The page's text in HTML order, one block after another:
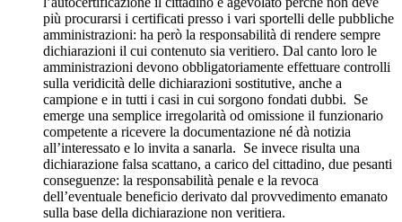
più procurarsi i certificati presso i vari sportelli delle pubbliche
amministrazioni: ha però la responsabilità di rendere sempre
dichiarazioni il cui contenuto sia veritiero. Dal canto loro le
amministrazioni devono obbligatoriamente effettuare controlli
sulla veridicità delle dichiarazioni sostitutive, anche a
campione e in tutti i casi in cui sorgono fondati dubbi. Se
emerge una semplice irregolarità od omissione il funzionario
competente a ricevere la documentazione né dà notizia
all’interessato e lo invita a sanarla. Se invece risulta una
dichiarazione falsa scattano, a carico del cittadino, due pesanti
conseguenze: la responsabilità penale e la revoca
dell’eventuale beneficio derivato dal provvedimento emanato
sulla base della dichiarazione non veritiera.